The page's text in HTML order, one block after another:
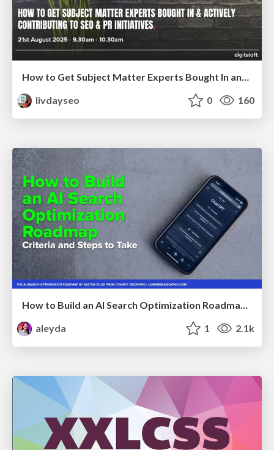
How to Get Subject Matter Experts Bought In and Actively Contributing to SEO & PR Initiatives.
livdayseo
0 160
aleyda
1 2.1k